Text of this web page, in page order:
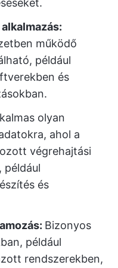
működő
például
és
olyan
ahol a
végrehajtási
például
és
Bizonyos
például
rendszerekben,